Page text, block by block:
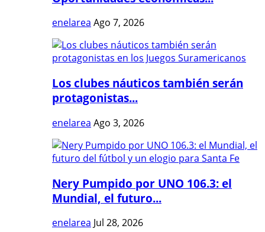
enelarea Ago 7, 2026
Los clubes náuticos también serán
protagonistas...
enelarea Ago 3, 2026
Nery Pumpido por UNO 106.3: el
Mundial, el futuro...
enelarea Jul 28, 2026